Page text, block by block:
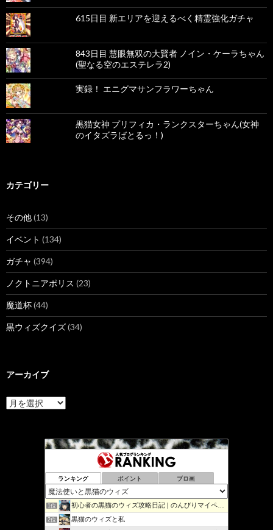
615日目 新エリアを迎えるべく精霊強化ガチャ
843日目 慧眼無双の大賢者 ノイン・ケーラちゃん
(聖なる空のエステレラ2)
実録！ エニグマサンフラワーちゃん
黒猫女神 プリフィカ・ランクスターちゃん(女神
のイタズラばとるっ！)
カテゴリー
その他(13)
イベント (134)
ガチャ (394)
ノクトニアポリス (23)
魔道杯(44)
黒ウィズクイズ(34)
アーカイブ
ア
ー
ランキング ポイント ブロ画
1位 初心者の黒猫のウィズ攻略日記 | のんびりマイペースで攻略…
2位
黒猫のウィズと私